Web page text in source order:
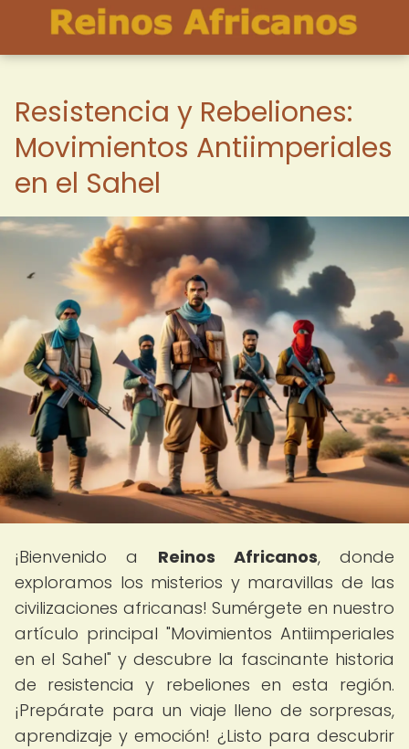
Resistencia y Rebeliones:
Movimientos Antiimperiales
en el Sahel
¡Bienvenido a Reinos Africanos, donde
exploramos los misterios y maravillas de las
civilizaciones africanas! Sumérgete en nuestro
artículo principal "Movimientos Antiimperiales
en el Sahel" y descubre la fascinante historia
de resistencia y rebeliones en esta región.
¡Prepárate para un viaje lleno de sorpresas,
aprendizaje y emoción! ¿Listo para descubrir